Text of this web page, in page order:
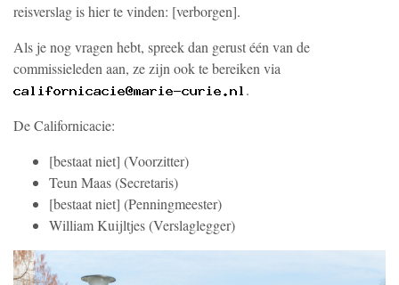
reisverslag is hier te vinden: [verborgen].
Als je nog vragen hebt, spreek dan gerust één van de
commissieleden aan, ze zijn ook te bereiken via
.
De Californicacie:
[bestaat niet] (Voorzitter)
Teun Maas(Secretaris)
[bestaat niet] (Penningmeester)
William Kuijltjes(Verslaglegger)